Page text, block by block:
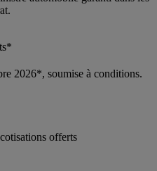
2026*, soumise à conditions.
offerts